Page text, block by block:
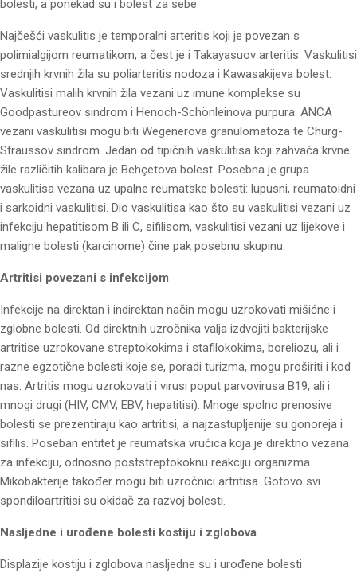
bolesti, a ponekad su i bolest za sebe.
Najčešći vaskulitis je temporalni arteritis koji je povezan s
polimialgijom reumatikom, a čest je i Takayasuov arteritis. Vaskulitisi
srednjih krvnih žila su poliarteritis nodoza i Kawasakijeva bolest.
Vaskulitisi malih krvnih žila vezani uz imune komplekse su
Goodpastureov sindrom i Henoch-Schönleinova purpura. ANCA
vezani vaskulitisi mogu biti Wegenerova granulomatoza te Churg-
Straussov sindrom. Jedan od tipičnih vaskulitisa koji zahvaća krvne
žile različitih kalibara je Behçetova bolest. Posebna je grupa
vaskulitisa vezana uz upalne reumatske bolesti: lupusni, reumatoidni
i sarkoidni vaskulitisi. Dio vaskulitisa kao što su vaskulitisi vezani uz
infekciju hepatitisom B ili C, sifilisom, vaskulitisi vezani uz lijekove i
maligne bolesti (karcinome) čine pak posebnu skupinu.
Artritisi povezani s infekcijom
Infekcije na direktan i indirektan način mogu uzrokovati mišićne i
zglobne bolesti. Od direktnih uzročnika valja izdvojiti bakterijske
artritise uzrokovane streptokokima i stafilokokima, boreliozu, ali i
razne egzotične bolesti koje se, poradi turizma, mogu proširiti i kod
nas. Artritis mogu uzrokovati i virusi poput parvovirusa B19, ali i
mnogi drugi (HIV, CMV, EBV, hepatitisi). Mnoge spolno prenosive
bolesti se prezentiraju kao artritisi, a najzastupljenije su gonoreja i
sifilis. Poseban entitet je reumatska vrućica koja je direktno vezana
za infekciju, odnosno poststreptokoknu reakciju organizma.
Mikobakterije također mogu biti uzročnici artritisa. Gotovo svi
spondiloartritisi su okidač za razvoj bolesti.
Nasljedne i urođene bolesti kostiju i zglobova
Displazije kostiju i zglobova nasljedne su i urođene bolesti